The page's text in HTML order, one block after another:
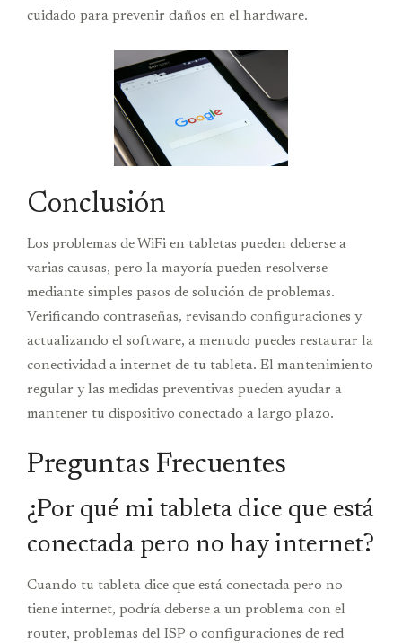
cuidado para prevenir daños en el hardware.
Conclusión
Los problemas de WiFi en tabletas pueden deberse a
varias causas, pero la mayoría pueden resolverse
mediante simples pasos de solución de problemas.
Verificando contraseñas, revisando configuraciones y
actualizando el software, a menudo puedes restaurar la
conectividad a internet de tu tableta. El mantenimiento
regular y las medidas preventivas pueden ayudar a
mantener tu dispositivo conectado a largo plazo.
Preguntas Frecuentes
¿Por qué mi tableta dice que está
conectada pero no hay internet?
Cuando tu tableta dice que está conectada pero no
tiene internet, podría deberse a un problema con el
router, problemas del ISP o configuraciones de red